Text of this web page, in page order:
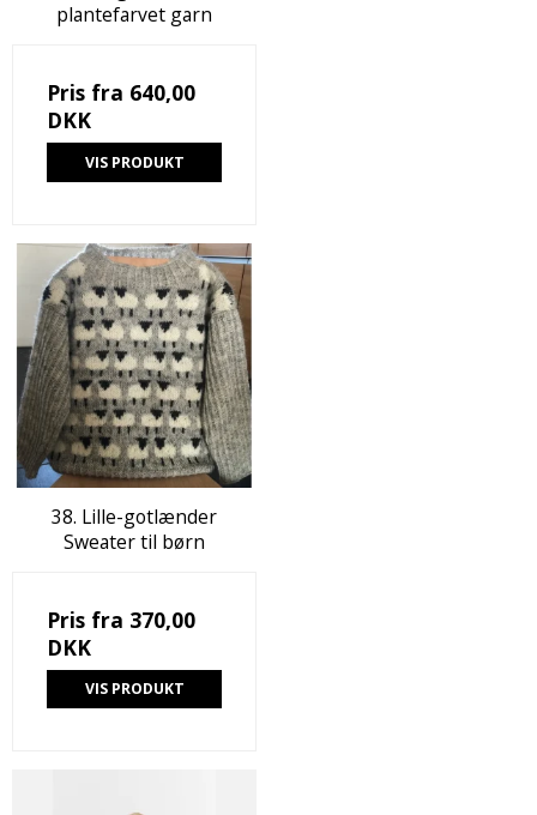
plantefarvet garn
Pris fra 640,00
DKK
VIS PRODUKT
38. Lille-gotlænder
Sweater til børn
Pris fra 370,00
DKK
VIS PRODUKT